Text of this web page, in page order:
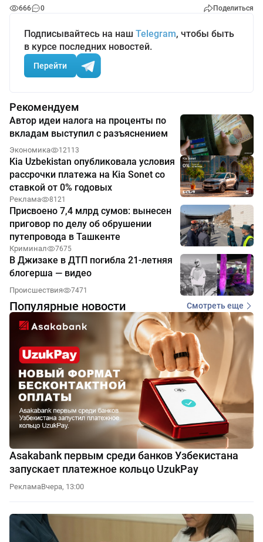
666 0 Поделиться
Подписывайтесь на наш Telegram, чтобы быть
в курсе последних новостей.
Перейти
Рекомендуем
Автор идеи налога на проценты по
вкладам выступил с разъяснением
Экономика 12113
Kia Uzbekistan опубликовала условия
рассрочки платежа на Kia Sonet со
ставкой от 0% годовых
Реклама 8121
Присвоено 7,4 млрд сумов: вынесен
приговор по делу об обрушении
путепровода в Ташкенте
Криминал 7675
В Джизаке в ДТП погибла 21-летняя
блогерша — видео
Происшествия 7471
Популярные новости Смотреть еще
Asakabank первым среди банков Узбекистана
запускает платежное кольцо UzukPay
РекламаВчера, 13:00